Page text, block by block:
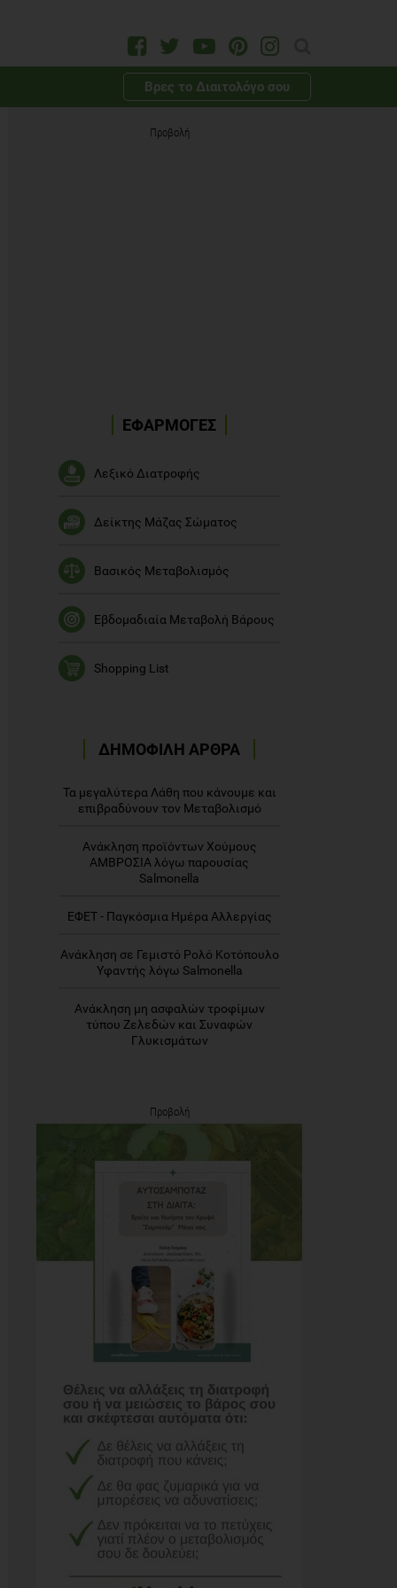
Βρες το Διαιτολόγο σου
Προβολή
ΔΗΜΟΦΙΛΗ ΑΡΘΡΑ
Τα μεγαλύτερα Λάθη που κάνουμε και
επιβραδύνουν τον Μεταβολισμό
Ανάκληση προϊόντων Χούμους
ΑΜΒΡΟΣΙΑ λόγω παρουσίας
Salmonella
ΕΦΕΤ - Παγκόσμια Ημέρα Αλλεργίας
Ανάκληση σε Γεμιστό Ρολό Κοτόπουλο
Υφαντής λόγω Salmonella
Ανάκληση μη ασφαλών τροφίμων
τύπου Ζελεδών και Συναφών
Γλυκισμάτων
ΕΦΑΡΜΟΓΕΣ
Λεξικό Διατροφής
Δείκτης Μάζας Σώματος
Βασικός Μεταβολισμός
Εβδομαδιαία Μεταβολή Βάρους
Shopping List
Προβολή